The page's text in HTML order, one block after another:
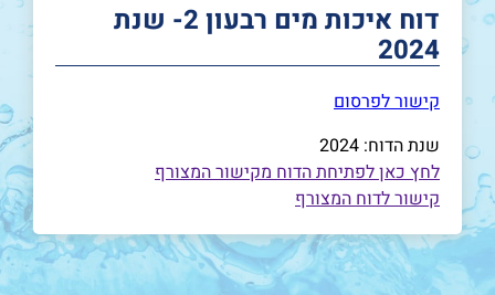
דוח איכות מים רבעון 2- שנת
2024
קישור לפרסום
שנת הדוח: 2024
לחץ כאן לפתיחת הדוח מקישור המצורף
קישור לדוח המצורף